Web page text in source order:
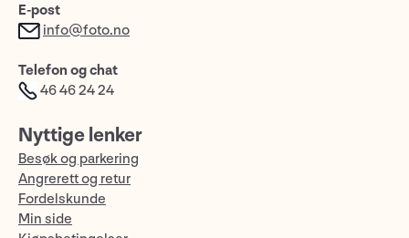
E-post
info@foto.no
Telefon og chat
46 46 24 24
Nyttige lenker
Besøk og parkering
Angrerett og retur
Fordelskunde
Min side